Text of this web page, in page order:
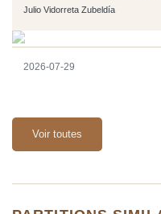
Julio Vidorreta Zubeldía
2026-07-29
Voir toutes